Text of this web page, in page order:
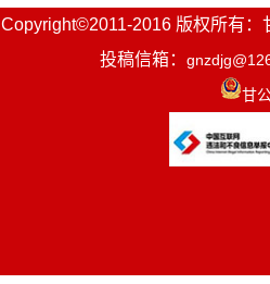
Copyright©2011-2016 版权所有：
投稿信箱：
甘